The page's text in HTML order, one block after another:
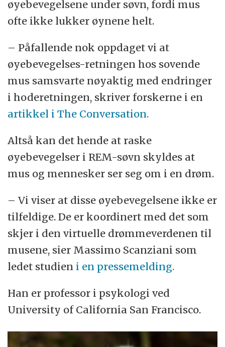
øyebevegelsene under søvn, fordi mus
ofte ikke lukker øynene helt.
– Påfallende nok oppdaget vi at
øyebevegelses-retningen hos sovende
mus samsvarte nøyaktig med endringer
i hoderetningen, skriver forskerne i en
artikkel i The Conversation.
Altså kan det hende at raske
øyebevegelser i REM-søvn skyldes at
mus og mennesker ser seg om i en drøm.
– Vi viser at disse øyebevegelsene ikke er
tilfeldige. De er koordinert med det som
skjer i den virtuelle drømmeverdenen til
musene, sier Massimo Scanziani som
ledet studien i en pressemelding.
Han er professor i psykologi ved
University of California San Francisco.